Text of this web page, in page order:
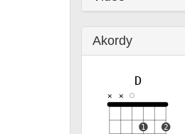
Akordy
D
✕ ✕
1
2